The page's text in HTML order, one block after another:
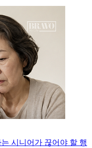
시니어가 끊어야 할 행